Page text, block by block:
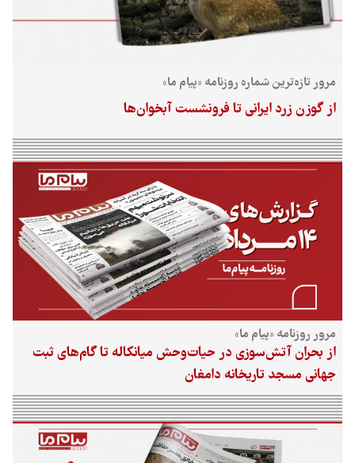
مرور تازه‌ترین شماره روزنامه «پیام ما»
از گوزن زرد ایرانی تا فرونشست آبخوان‌ها
مرور روزنامه «پیام ما»
از بحران آتش‌سوزی در حیات‌وحش میانکاله تا گام‌های ثبت
جهانی مسجد تاریخانه دامغان